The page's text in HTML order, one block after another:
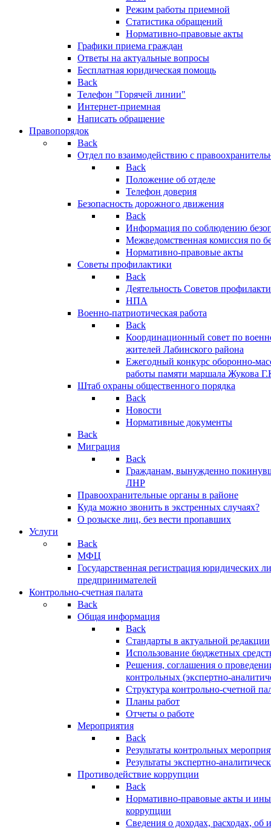
Режим работы приемной
Статистика обращений
Нормативно-правовые акты
Графики приема граждан
Ответы на актуальные вопросы
Бесплатная юридическая помощь
Back
Телефон "Горячей линии"
Интернет-приемная
Написать обращение
Правопорядок
Back
Отдел по взаимодействию с
Back
Положение об отделе
Телефон доверия
Безопасность дорожного движения
Back
Информация по соблюдению
Межведомственная комиссия по
Нормативно-правовые акты
Советы профилактики
Back
Деятельность Советов
НПА
Военно-патриотическая работа
Back
Координационный совет по
жителей Лабинского района
Ежегодный конкурс оборонно-
работы памяти маршала Жукова
Штаб охраны общественного порядка
Back
Новости
Нормативные документы
Back
Миграция
Back
Гражданам, вынужденно
ЛНР
Правоохранительные органы в районе
Куда можно звонить в экстренных случаях?
О розыске лиц, без вести пропавших
Услуги
Back
МФЦ
Государственная регистрация юридических
предпринимателей
Контрольно-счетная палата
Back
Общая информация
Back
Стандарты в актуальной редакции
Использование бюджетных
Решения, соглашения о
контрольных (экспертно-
Структура контрольно-счетной
Планы работ
Отчеты о работе
Мероприятия
Back
Результаты контрольных
Результаты экспертно-
Противодействие коррупции
Back
Нормативно-правовые акты и
коррупции
Сведения о доходах, расходах, об